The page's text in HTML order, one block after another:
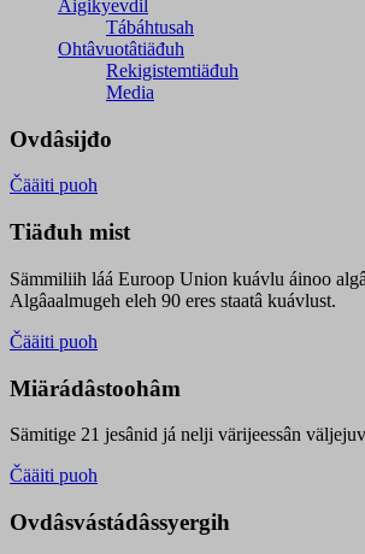
Äigikyevdil
Tábáhtusah
Ohtâvuotâtiäđuh
Rekigistemtiäđuh
Media
Ovdâsijđo
Čääiti puoh
Tiäđuh mist
Sämmiliih láá Euroop Union kuávlu áinoo
Algâaalmugeh eleh 90 eres staatâ kuávlust.
Čääiti puoh
Miärádâstoohâm
Sämitige 21 jesânid já nelji värijeessân
Čääiti puoh
Ovdâsvástádâssyergih